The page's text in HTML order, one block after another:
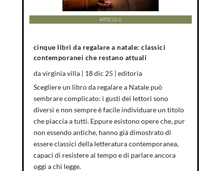
cinque libri da regalare a natale: classici
contemporanei che restano attuali
davirginia villa| 18 dic 25 | editoria
Scegliere un libro da regalare a Natale può
sembrare complicato: i gusti dei lettori sono
diversi e non sempre è facile individuare un titolo
che piaccia a tutti. Eppure esistono opere che, pur
non essendo antiche, hanno già dimostrato di
essere classici della letteratura contemporanea,
capaci di resistere al tempo e di parlare ancora
oggi a chi legge.